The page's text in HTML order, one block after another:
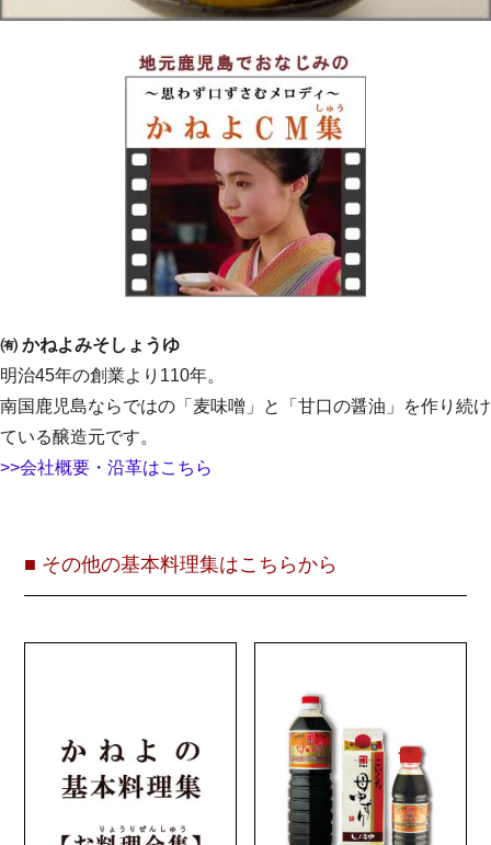
㈲ かねよみそしょうゆ
明治45年の創業より110年。
南国鹿児島ならではの「麦味噌」と「甘口の醤油」を作り続け
ている醸造元です。
>>会社概要・沿革はこちら
■ その他の基本料理集はこちらから